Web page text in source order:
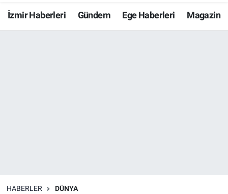
İzmir Haberleri Gündem Ege Haberleri Magazin
HABERLER DÜNYA
Resmi İlanlar